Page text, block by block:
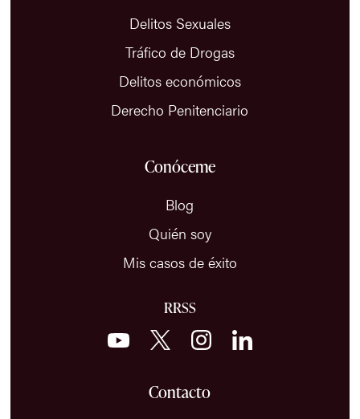
Delitos Sexuales
Tráfico de Drogas
Delitos económicos
Derecho Penitenciario
Conóceme
Blog
Quién soy
Mis casos de éxito
RRSS
Contacto